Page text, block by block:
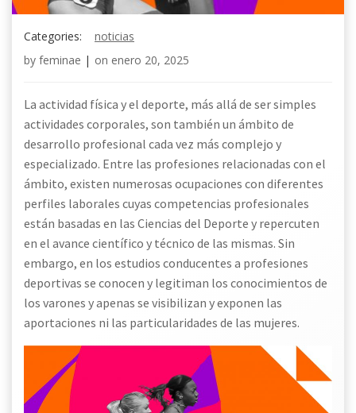
Categories:
noticias
by feminae | on enero 20, 2025
La actividad física y el deporte, más allá de ser simples
actividades corporales, son también un ámbito de
desarrollo profesional cada vez más complejo y
especializado. Entre las profesiones relacionadas con el
ámbito, existen numerosas ocupaciones con diferentes
perfiles laborales cuyas competencias profesionales
están basadas en las Ciencias del Deporte y repercuten
en el avance científico y técnico de las mismas. Sin
embargo, en los estudios conducentes a profesiones
deportivas se conocen y legitiman los conocimientos de
los varones y apenas se visibilizan y exponen las
aportaciones ni las particularidades de las mujeres.